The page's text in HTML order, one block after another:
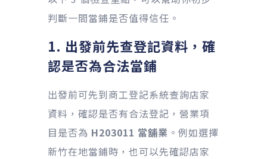
判斷一間當鋪是否值得信任。
1. 出發前先查登記資料，確
認是否為合法當鋪
出發前可先到商工登記系統查詢店家
資料，確認是否有合法登記，營業項
目是否為 H203011 當舖業 。例如選擇
新竹在地當鋪時，也可以先確認店家